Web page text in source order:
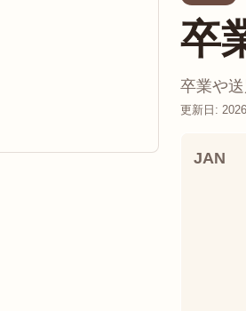
卒
卒業や
更新日:
JAN